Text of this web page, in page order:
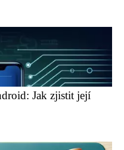
Jak zjistit její